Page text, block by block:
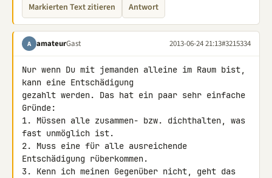
Markierten Text zitieren Antwort
A amateurGast 2013-06-24 21:13#3215334
Nur wenn Du mit jemanden alleine im Raum bist,
kann eine Entschädigung
gezahlt werden. Das hat ein paar sehr einfache
Gründe:
1. Müssen alle zusammen- bzw. dichthalten, was
fast unmöglich ist.
2. Muss eine für alle ausreichende
Entschädigung rüberkommen.
3. Kenn ich meinen Gegenüber nicht, geht das